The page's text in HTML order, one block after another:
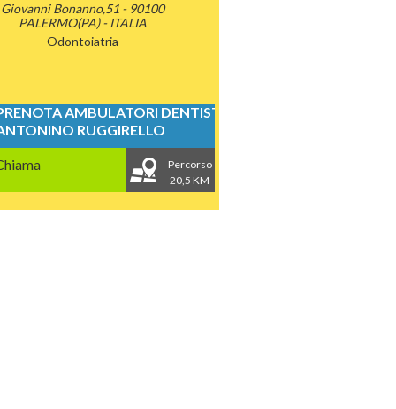
Giovanni Bonanno,51 - 90100
PALERMO(PA) - ITALIA
Odontoiatria
AMBULATORI DENTISTICI
RUGGIRELLO
Percorso
20,5 KM